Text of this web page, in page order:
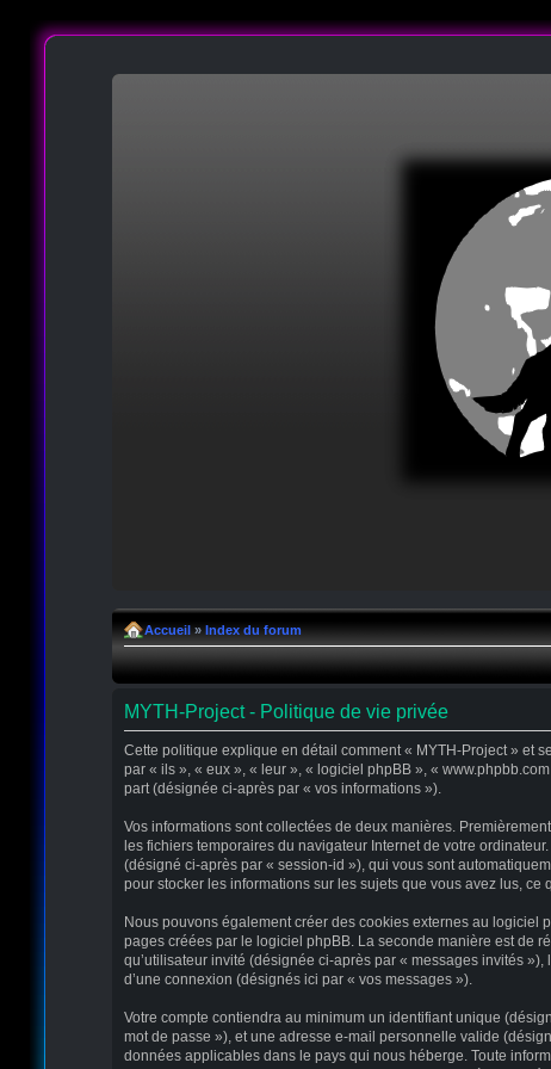
Accueil» Index du forum
MYTH-Project - Politique de vie privée
Cette politique explique en détail comment « MYTH-Project » et
par « ils », « eux », « leur », « logiciel phpBB », «
part (désignée ci-après par « vos informations »).
Vos informations sont collectées de deux manières.
les fichiers temporaires du navigateur Internet de votre
(désigné ci-après par « session-id »), qui vous sont
pour stocker les informations sur les sujets que vous avez lus, ce
Nous pouvons également créer des cookies externes au logiciel
pages créées par le logiciel phpBB. La seconde manière est de
qu’utilisateur invité (désignée ci-après par « messages invités
d’une connexion (désignés ici par « vos messages »).
Votre compte contiendra au minimum un identifiant unique
mot de passe »), et une adresse e-mail personnelle valide
données applicables dans le pays qui nous héberge. Toute